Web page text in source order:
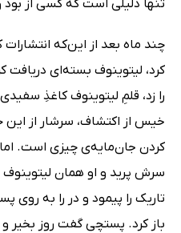
تنها دلیلی است که کسی از بود
چند ماه بعد از این‌که
کرد، لیتوینوف بسته‌ای
را زد، قلمِ لیتوینوف کاغذِ
خیس از اکتشاف، سرشار از
کردن جان‌مایه‌ی چیزی است. اما
سرش پرید و او همان
تاریک را پیمود و در را به روی
باز کرد. پستچی گفت روز بخیر